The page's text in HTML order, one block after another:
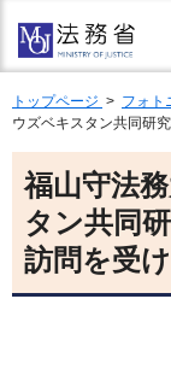
トップページ > フォト
ウズベキスタン共同研
福山守法
タン共同
訪問を受け